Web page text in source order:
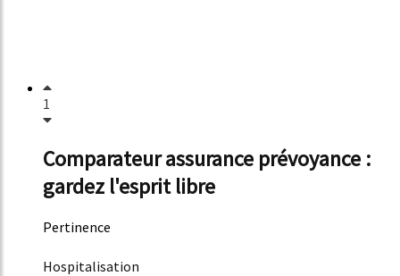
1
Comparateur assurance prévoyance :
gardez l'esprit libre
Pertinence
Hospitalisation